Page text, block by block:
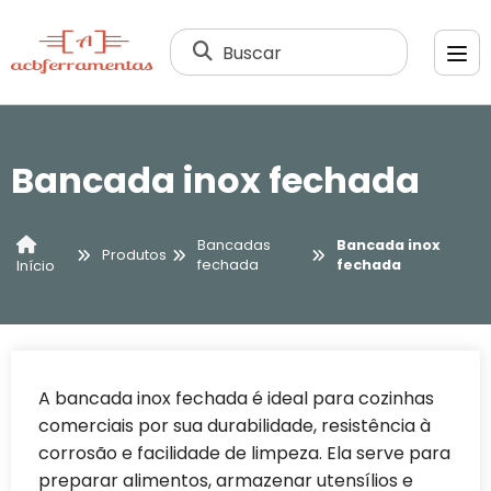
Buscar
Bancada inox fechada
Início
Produtos
Bancadas
fechada
Bancada inox
fechada
A bancada inox fechada é ideal para cozinhas
comerciais por sua durabilidade, resistência à
corrosão e facilidade de limpeza. Ela serve para
preparar alimentos, armazenar utensílios e